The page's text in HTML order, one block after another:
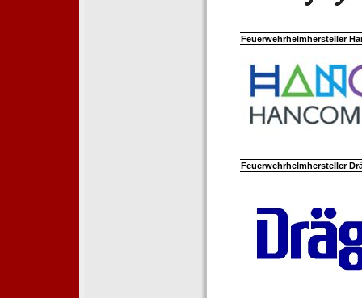
Feuerwehrhelmhersteller
Feuerwehrhelmhersteller